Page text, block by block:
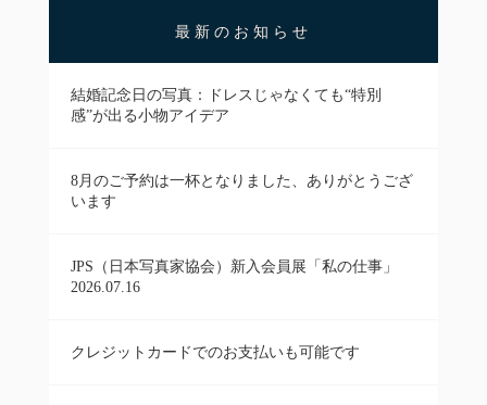
最新のお知らせ
結婚記念日の写真：ドレスじゃなくても“特別
感”が出る小物アイデア
8月のご予約は一杯となりました、ありがとうござ
います
JPS（日本写真家協会）新入会員展「私の仕事」
2026.07.16
クレジットカードでのお支払いも可能です